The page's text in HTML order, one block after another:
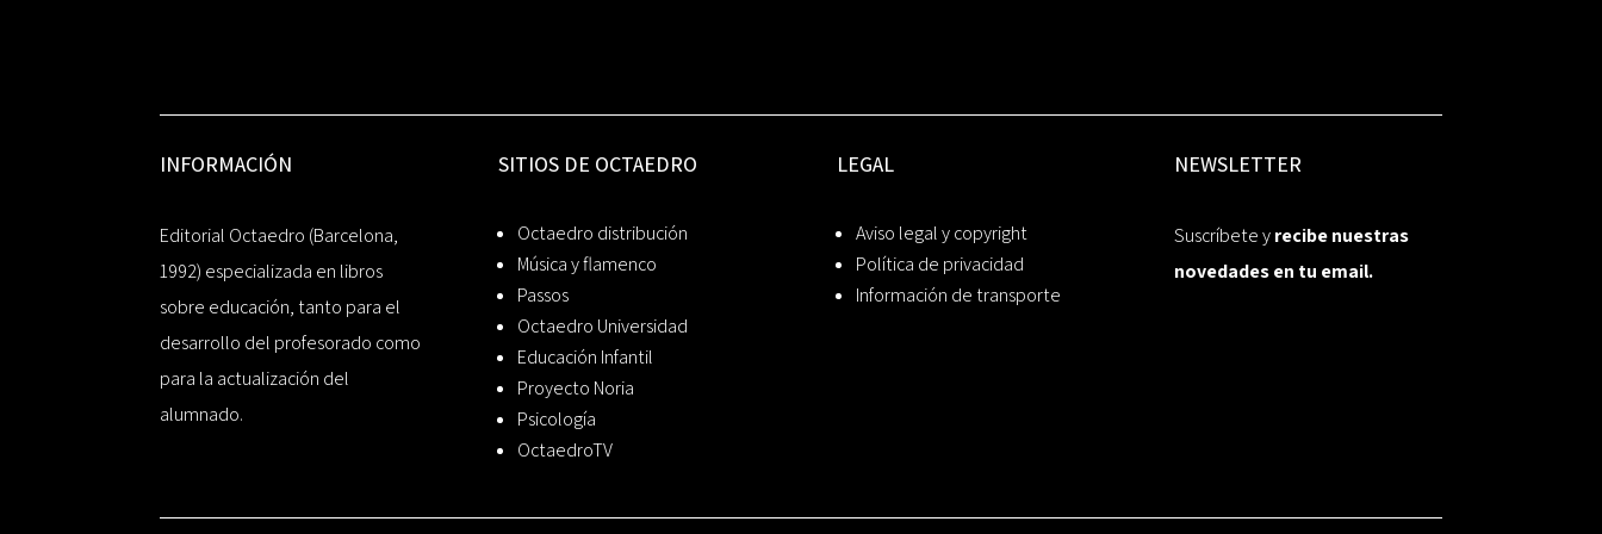
INFORMACIÓN
Editorial Octaedro (Barcelona,
1992) especializada en libros
sobre educación, tanto para el
desarrollo del profesorado como
para la actualización del
alumnado.
SITIOS DE OCTAEDRO
Octaedro distribución
Música y flamenco
Passos
Octaedro Universidad
Educación Infantil
Proyecto Noria
Psicología
OctaedroTV
LEGAL
Aviso legal y copyright
Política de privacidad
Información de transporte
NEWSLETTER
Suscríbete yrecibe nuestras
novedades en tu email.